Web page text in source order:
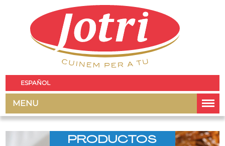
ESPAÑOL
MENU
PRODUCTOS